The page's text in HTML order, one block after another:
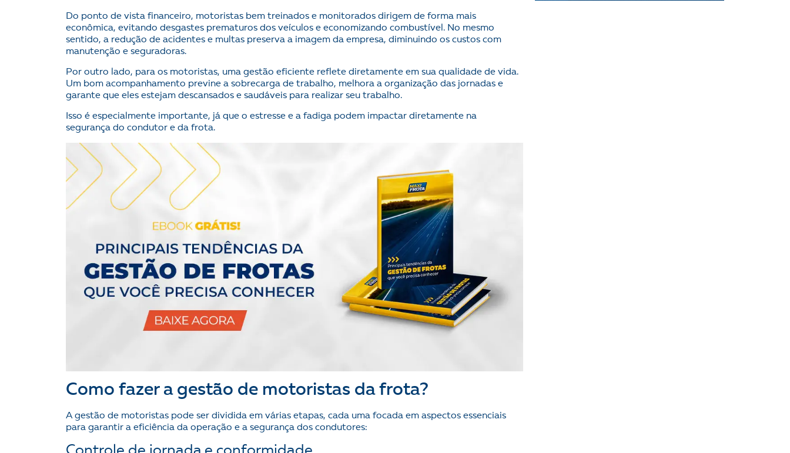
Do ponto de vista financeiro, motoristas bem treinados e monitorados dirigem de forma mais
econômica, evitando desgastes prematuros dos veículos e economizando combustível. No mesmo
sentido, a redução de acidentes e multas preserva a imagem da empresa, diminuindo os custos com
manutenção e seguradoras.
Por outro lado, para os motoristas, uma gestão eficiente reflete diretamente em sua qualidade de vida.
Um bom acompanhamento previne a sobrecarga de trabalho, melhora a organização das jornadas e
garante que eles estejam descansados e saudáveis para realizar seu trabalho.
Isso é especialmente importante, já que o estresse e a fadiga podem impactar diretamente na
segurança do condutor e da frota.
Como fazer a gestão de motoristas da frota?
A gestão de motoristas pode ser dividida em várias etapas, cada uma focada em aspectos essenciais
para garantir a eficiência da operação e a segurança dos condutores: